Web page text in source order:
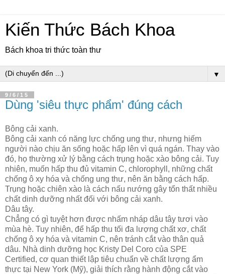
Kiến Thức Bách Khoa
Bách khoa tri thức toàn thư
▼
9/6/15
Dùng 'siêu thực phẩm' đúng cách
Bông cải xanh.
Bông cải xanh có năng lực chống ung thư, nhưng hiếm
người nào chịu ăn sống hoặc hấp lên vì quá ngán. Thay vào
đó, họ thường xử lý bằng cách trụng hoặc xào bông cải. Tuy
nhiên, muốn hấp thu đủ vitamin C, chlorophyll, những chất
chống ô xy hóa và chống ung thư, nên ăn bằng cách hấp.
Trụng hoặc chiên xào là cách nấu nướng gây tổn thất nhiều
chất dinh dưỡng nhất đối với bông cải xanh.
Dâu tây.
Chẳng có gì tuyệt hơn được nhấm nháp dâu tây tươi vào
mùa hè. Tuy nhiên, để hấp thu tối đa lượng chất xơ, chất
chống ô xy hóa và vitamin C, nên tránh cắt vào thân quả
dâu. Nhà dinh dưỡng học Kristy Del Coro của SPE
Certified, cơ quan thiết lập tiêu chuẩn về chất lượng ẩm
thực tại New York (Mỹ), giải thích rằng hành động cắt vào